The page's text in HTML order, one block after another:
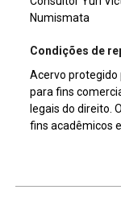
Numismata
Condições de
Acervo protegido
para fins
legais do direito.
fins acadêmicos